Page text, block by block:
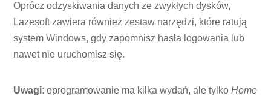
Oprócz odzyskiwania danych ze zwykłych dysków,
Lazesoft zawiera również zestaw narzędzi, które ratują
system Windows, gdy zapomnisz hasła logowania lub
nawet nie uruchomisz się.
Uwagi: oprogramowanie ma kilka wydań, ale tylkoHome